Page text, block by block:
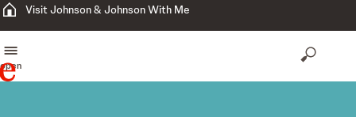
Visit Johnson & Johnson With Me
open